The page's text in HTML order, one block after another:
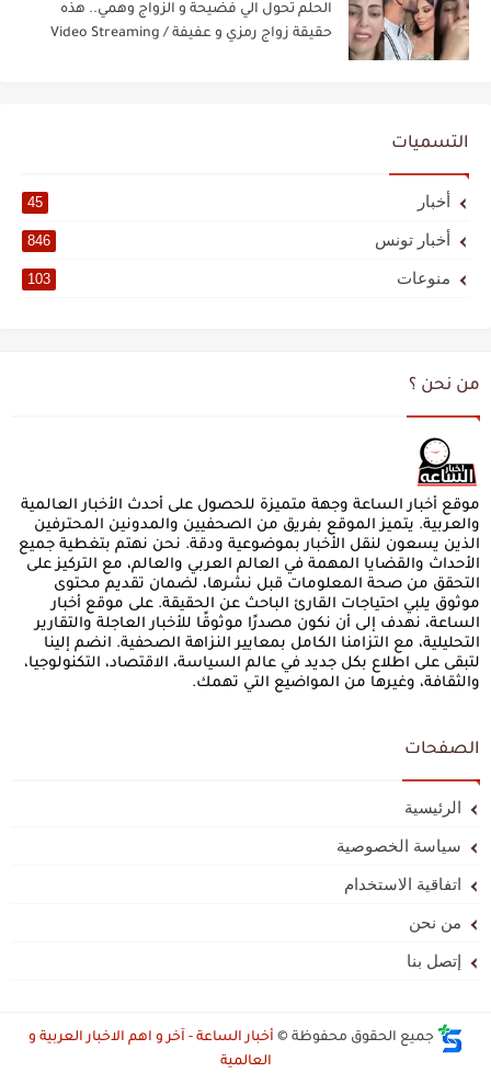
الحلم تحول الي فضيحة و الزواج وهمي.. هذه
حقيقة زواج رمزي و عفيفة / Video Streaming
التسميات
أخبار 45
أخبار تونس 846
منوعات 103
من نحن ؟
موقع أخبار الساعة وجهة متميزة للحصول على أحدث الأخبار العالمية
والعربية. يتميز الموقع بفريق من الصحفيين والمدونين المحترفين
الذين يسعون لنقل الأخبار بموضوعية ودقة. نحن نهتم بتغطية جميع
الأحداث والقضايا المهمة في العالم العربي والعالم، مع التركيز على
التحقق من صحة المعلومات قبل نشرها، لضمان تقديم محتوى
موثوق يلبي احتياجات القارئ الباحث عن الحقيقة. على موقع أخبار
الساعة، نهدف إلى أن نكون مصدرًا موثوقًا للأخبار العاجلة والتقارير
التحليلية، مع التزامنا الكامل بمعايير النزاهة الصحفية. انضم إلينا
لتبقى على اطلاع بكل جديد في عالم السياسة، الاقتصاد، التكنولوجيا،
والثقافة، وغيرها من المواضيع التي تهمك.
الصفحات
الرئيسية
سياسة الخصوصية
اتفاقية الاستخدام
من نحن
إتصل بنا
جميع الحقوق محفوظة © أخبار الساعة - آخر و اهم الاخبار العربية و
العالمية